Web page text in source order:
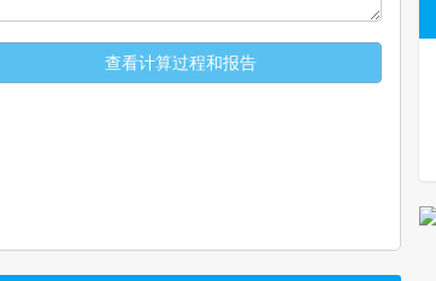
查看计算过程和报告